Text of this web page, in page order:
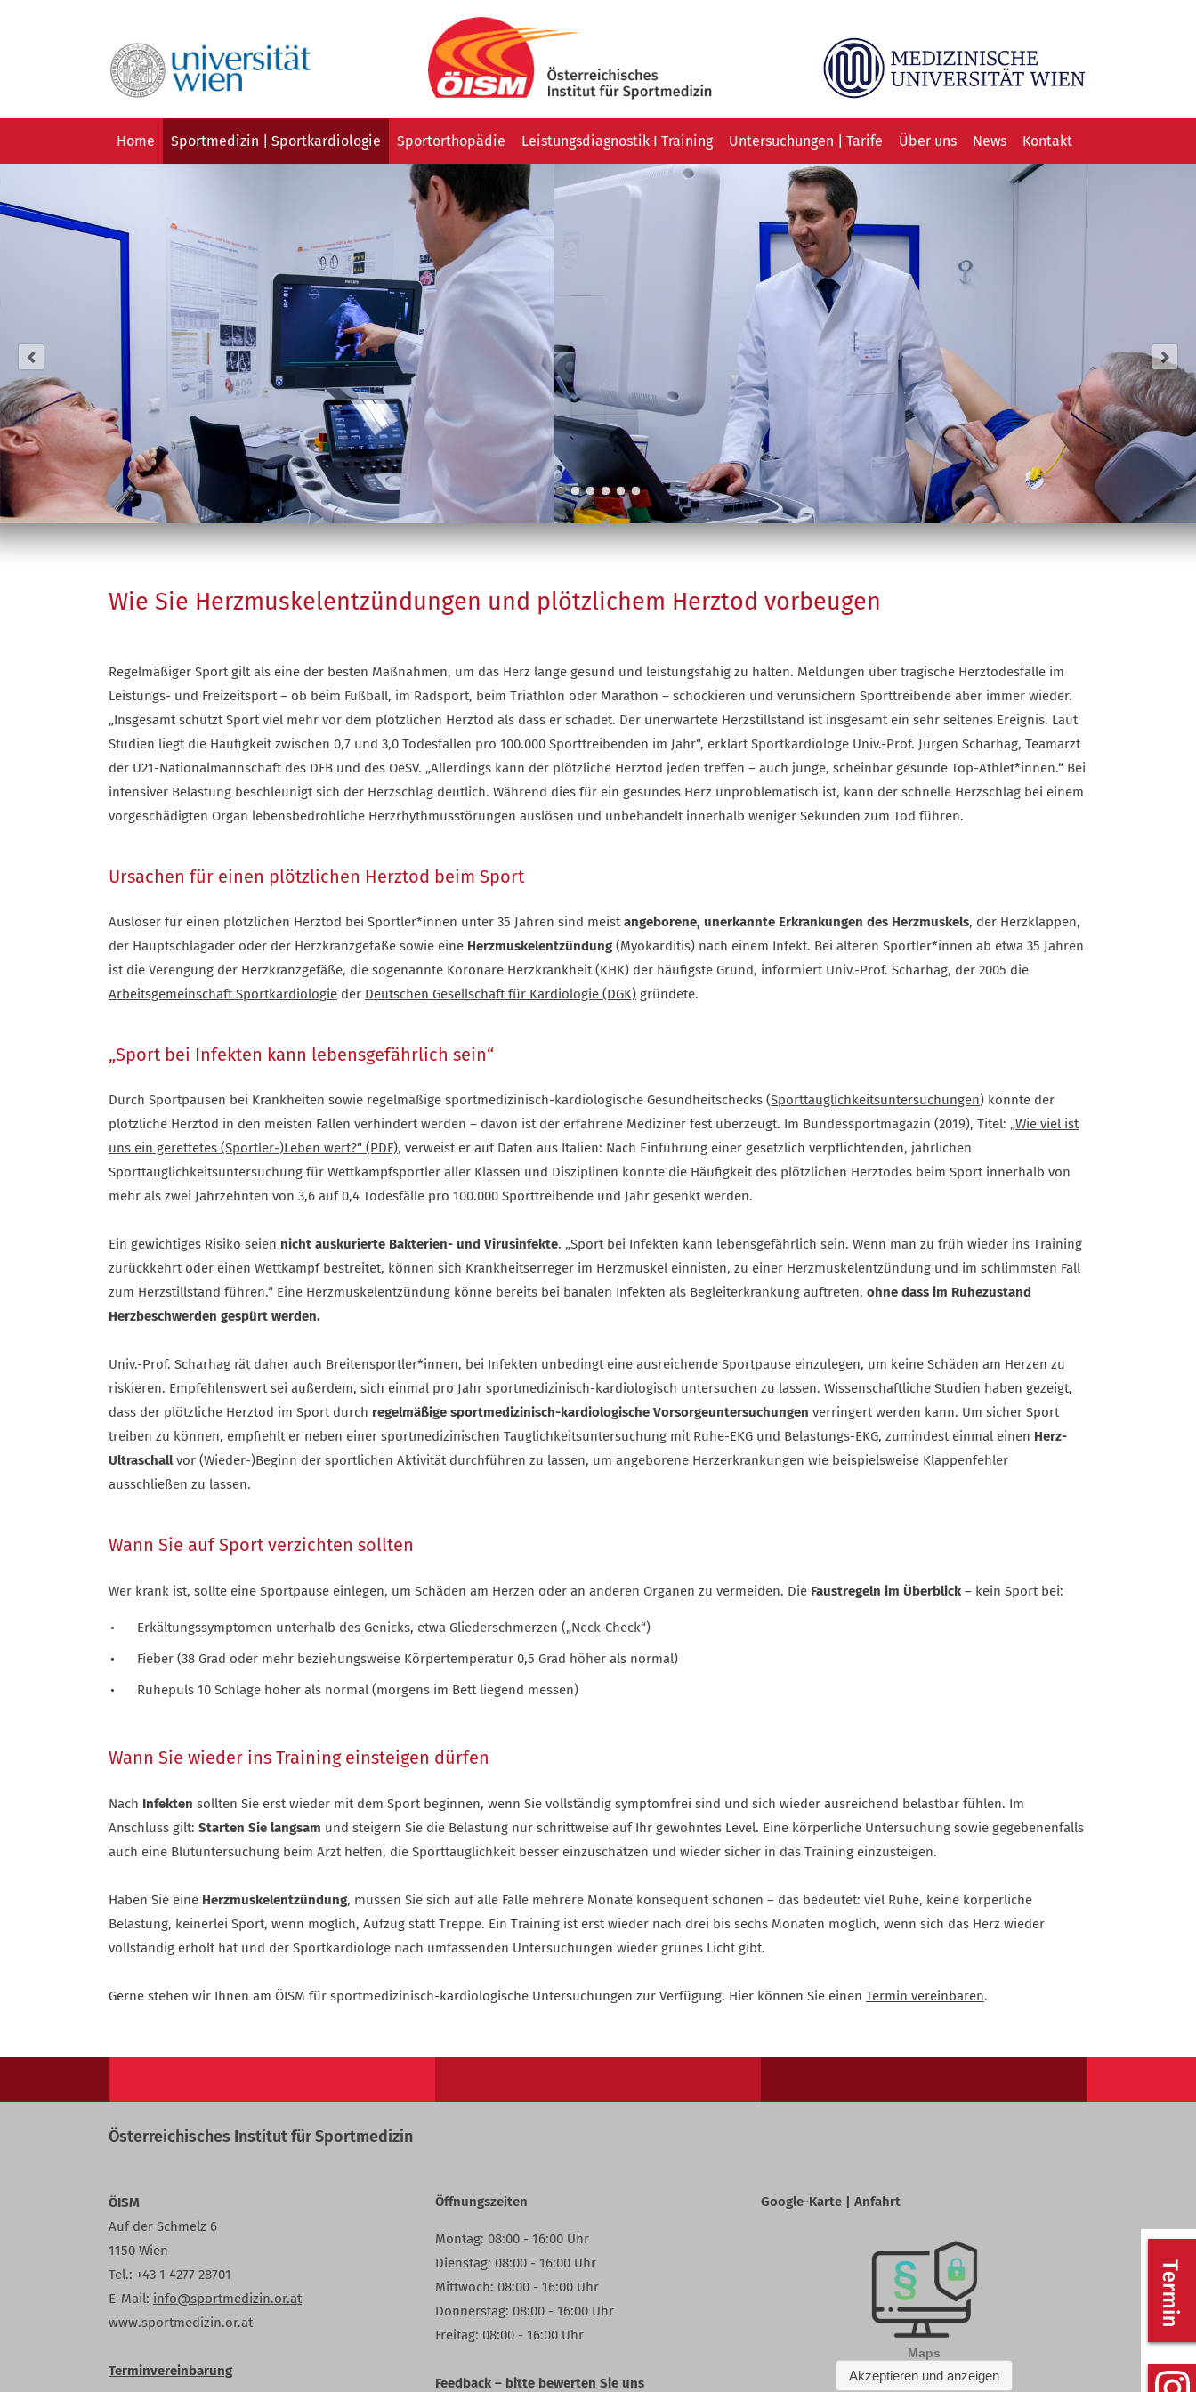
überspringen
Home Sportmedizin | Sportkardiologie Sportorthopädie Leistungsdiagnostik I Training Untersuchungen | Tarife Über uns News Kontakt
Wie Sie Herzmuskelentzündungen und plötzlichem Herztod vorbeugen
Regelmäßiger Sport gilt als eine der besten Maßnahmen, um das Herz lange gesund und leistungsfähig zu halten. Meldungen über tragische Herztodesfälle im
Leistungs- und Freizeitsport – ob beim Fußball, im Radsport, beim Triathlon oder Marathon – schockieren und verunsichern Sporttreibende aber immer wieder.
„Insgesamt schützt Sport viel mehr vor dem plötzlichen Herztod als dass er schadet. Der unerwartete Herzstillstand ist insgesamt ein sehr seltenes Ereignis. Laut
Studien liegt die Häufigkeit zwischen 0,7 und 3,0 Todesfällen pro 100.000 Sporttreibenden im Jahr“, erklärt Sportkardiologe Univ.-Prof. Jürgen Scharhag, Teamarzt
der U21-Nationalmannschaft des DFB und des OeSV. „Allerdings kann der plötzliche Herztod jeden treffen – auch junge, scheinbar gesunde Top-Athlet*innen.“ Bei
intensiver Belastung beschleunigt sich der Herzschlag deutlich. Während dies für ein gesundes Herz unproblematisch ist, kann der schnelle Herzschlag bei einem
vorgeschädigten Organ lebensbedrohliche Herzrhythmusstörungen auslösen und unbehandelt innerhalb weniger Sekunden zum Tod führen.
Ursachen für einen plötzlichen Herztod beim Sport
Auslöser für einen plötzlichen Herztod bei Sportler*innen unter 35 Jahren sind meistangeborene, unerkannte Erkrankungen des Herzmuskels, der Herzklappen,
der Hauptschlagader oder der Herzkranzgefäße sowie eine Herzmuskelentzündung (Myokarditis) nach einem Infekt. Bei älteren Sportler*innen ab etwa 35 Jahren
ist die Verengung der Herzkranzgefäße, die sogenannte Koronare Herzkrankheit (KHK) der häufigste Grund, informiert Univ.-Prof. Scharhag, der 2005 die
Arbeitsgemeinschaft Sportkardiologie der Deutschen Gesellschaft für Kardiologie (DGK) gründete.
„Sport bei Infekten kann lebensgefährlich sein“
Durch Sportpausen bei Krankheiten sowie regelmäßige sportmedizinisch-kardiologische Gesundheitschecks (Sporttauglichkeitsuntersuchungen) könnte der
plötzliche Herztod in den meisten Fällen verhindert werden – davon ist der erfahrene Mediziner fest überzeugt. Im Bundessportmagazin (2019), Titel: „Wie viel ist
uns ein gerettetes (Sportler-)Leben wert?“ (PDF), verweist er auf Daten aus Italien: Nach Einführung einer gesetzlich verpflichtenden, jährlichen
Sporttauglichkeitsuntersuchung für Wettkampfsportler aller Klassen und Disziplinen konnte die Häufigkeit des plötzlichen Herztodes beim Sport innerhalb von
mehr als zwei Jahrzehnten von 3,6 auf 0,4 Todesfälle pro 100.000 Sporttreibende und Jahr gesenkt werden.
Ein gewichtiges Risiko seien nicht auskurierte Bakterien- und Virusinfekte. „Sport bei Infekten kann lebensgefährlich sein. Wenn man zu früh wieder ins Training
zurückkehrt oder einen Wettkampf bestreitet, können sich Krankheitserreger im Herzmuskel einnisten, zu einer Herzmuskelentzündung und im schlimmsten Fall
zum Herzstillstand führen.“ Eine Herzmuskelentzündung könne bereits bei banalen Infekten als Begleiterkrankung auftreten, ohne dass im Ruhezustand
Herzbeschwerden gespürt werden.
Univ.-Prof. Scharhag rät daher auch Breitensportler*innen, bei Infekten unbedingt eine ausreichende Sportpause einzulegen, um keine Schäden am Herzen zu
riskieren. Empfehlenswert sei außerdem, sich einmal pro Jahr sportmedizinisch-kardiologisch untersuchen zu lassen. Wissenschaftliche Studien haben gezeigt,
dass der plötzliche Herztod im Sport durch regelmäßige sportmedizinisch-kardiologische Vorsorgeuntersuchungen verringert werden kann. Um sicher Sport
treiben zu können, empfiehlt er neben einer sportmedizinischen Tauglichkeitsuntersuchung mit Ruhe-EKG und Belastungs-EKG, zumindest einmal einen Herz-
Ultraschallvor (Wieder-)Beginn der sportlichen Aktivität durchführen zu lassen, um angeborene Herzerkrankungen wie beispielsweise Klappenfehler
ausschließen zu lassen.
Wann Sie auf Sport verzichten sollten
Wer krank ist, sollte eine Sportpause einlegen, um Schäden am Herzen oder an anderen Organen zu vermeiden. Die Faustregeln im Überblick – kein Sport bei:
Erkältungssymptomen unterhalb des Genicks, etwa Gliederschmerzen („Neck-Check“)
Fieber (38 Grad oder mehr beziehungsweise Körpertemperatur 0,5 Grad höher als normal)
Ruhepuls 10 Schläge höher als normal (morgens im Bett liegend messen)
Wann Sie wieder ins Training einsteigen dürfen
Nach Infekten sollten Sie erst wieder mit dem Sport beginnen, wenn Sie vollständig symptomfrei sind und sich wieder ausreichend belastbar fühlen. Im
Anschluss gilt: Starten Sie langsam und steigern Sie die Belastung nur schrittweise auf Ihr gewohntes Level. Eine körperliche Untersuchung sowie gegebenenfalls
auch eine Blutuntersuchung beim Arzt helfen, die Sporttauglichkeit besser einzuschätzen und wieder sicher in das Training einzusteigen.
Haben Sie eine Herzmuskelentzündung, müssen Sie sich auf alle Fälle mehrere Monate konsequent schonen – das bedeutet: viel Ruhe, keine körperliche
Belastung, keinerlei Sport, wenn möglich, Aufzug statt Treppe. Ein Training ist erst wieder nach drei bis sechs Monaten möglich, wenn sich das Herz wieder
vollständig erholt hat und der Sportkardiologe nach umfassenden Untersuchungen wieder grünes Licht gibt.
Gerne stehen wir Ihnen am ÖISM für sportmedizinisch-kardiologische Untersuchungen zur Verfügung. Hier können Sie einen Termin vereinbaren.
Österreichisches Institut für Sportmedizin
ÖISM
Auf der Schmelz 6
1150 Wien
Tel.: +43 1 4277 28701
E-Mail: info@sportmedizin.or.at
www.sportmedizin.or.at
Terminvereinbarung
Öffnungszeiten
Montag: 08:00 - 16:00 Uhr
Dienstag: 08:00 - 16:00 Uhr
Mittwoch: 08:00 - 16:00 Uhr
Donnerstag: 08:00 - 16:00 Uhr
Freitag: 08:00 - 16:00 Uhr
Feedback – bitte bewerten Sie uns
Google-Karte | Anfahrt